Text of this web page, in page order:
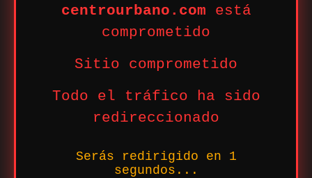
centrourbano.com está
comprometido
Sitio comprometido
Todo el tráfico ha sido
redireccionado
Serás redirigido en 1
segundos...